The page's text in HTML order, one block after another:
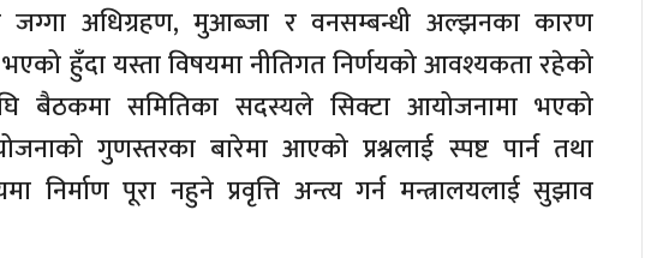
अधिग्रहण, मुआब्जा र वनसम्बन्धी अल्झनका कारण
हुँदा यस्ता विषयमा नीतिगत निर्णयको आवश्यकता रहेको
बैठकमा समितिका सदस्यले सिक्टा आयोजनामा भएको
गुणस्तरका बारेमा आएको प्रश्नलाई स्पष्ट पार्न तथा
पूरा नहुने प्रवृत्ति अन्त्य गर्न मन्त्रालयलाई सुझाव